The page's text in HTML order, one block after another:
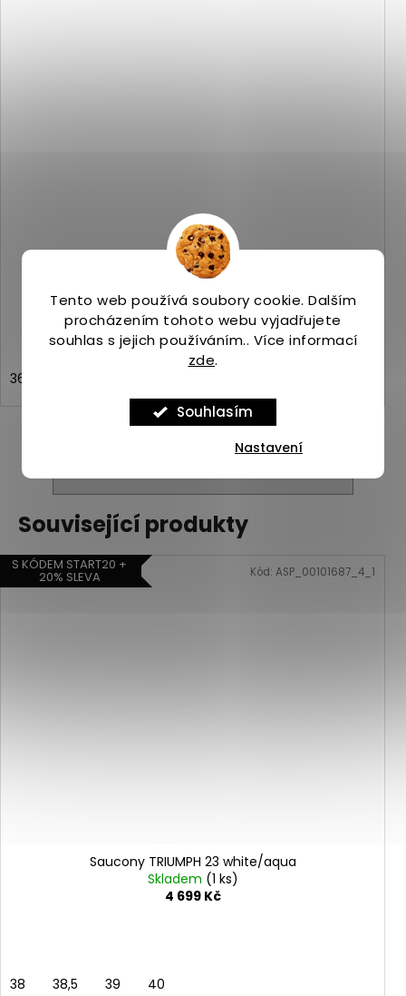
Tento web používá soubory cookie. Dalším
procházením tohoto webu vyjadřujete
souhlas s jejich používáním.. Více informací
zde.
Souhlasím
Nastavení
Merrell ANTORA 3 highrise
Skladem(>5 ks)
2 799 Kč
36
Související produkty
S KÓDEM START20 +
20% SLEVA
Saucony TRIUMPH 23 white/aqua
Skladem (1 ks)
4 699 Kč
38 38,5 39 40
Kód: ASP_00101687_4_1